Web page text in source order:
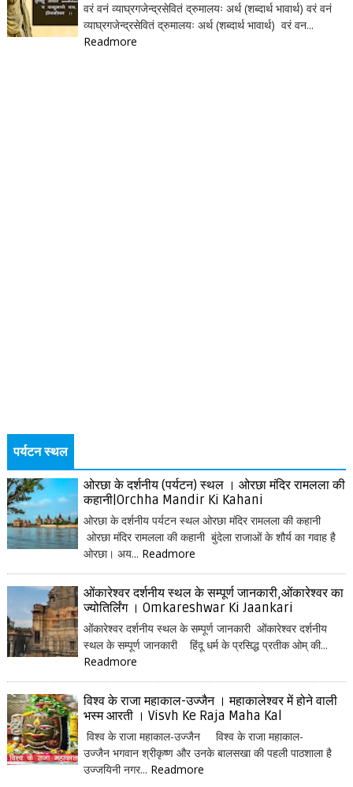
वरं वनं व्याघ्रगजेन्द्रसेवितं द्रुमालयः अर्थ (शब्दार्थ भावार्थ) वरं वनं
व्याघ्रगजेन्द्रसेवितं द्रुमालयः अर्थ (शब्दार्थ भावार्थ) वरं वन...
Readmore
पर्यटन स्थल
ओरछा के दर्शनीय (पर्यटन) स्थल । ओरछा मंदिर रामलला की
कहानी|Orchha Mandir Ki Kahani
ओरछा के दर्शनीय पर्यटन स्थल ओरछा मंदिर रामलला की कहानी
ओरछा मंदिर रामलला की कहानी बुंदेला राजाओं के शौर्य का गवाह है
ओरछा। अय... Readmore
ओंकारेश्वर दर्शनीय स्थल के सम्पूर्ण जानकारी,ओंकारेश्वर का
ज्योतिर्लिंग । Omkareshwar Ki Jaankari
ओंकारेश्वर दर्शनीय स्थल के सम्पूर्ण जानकारी ओंकारेश्वर दर्शनीय
स्थल के सम्पूर्ण जानकारी हिंदू धर्म के प्रसिद्ध प्रतीक ओम् की...
Readmore
विश्व के राजा महाकाल-उज्जैन । महाकालेश्वर में होने वाली
भस्म आरती । Visvh Ke Raja Maha Kal
विश्व के राजा महाकाल-उज्जैन विश्व के राजा महाकाल-
उज्जैन भगवान श्रीकृष्ण और उनके बालसखा की पहली पाठशाला है
उज्जयिनी नगर... Readmore